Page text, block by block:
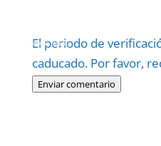
El periodo de
caducado. Por favor,
Enviar comentario
Politica–Términos.